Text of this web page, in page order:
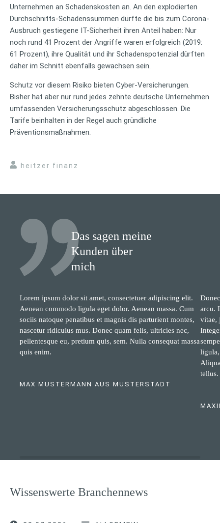
Unternehmen an Schadenskosten an. An den explodierten
Durchschnitts-Schadenssummen dürfte die bis zum Corona-
Ausbruch gestiegene IT-Sicherheit ihren Anteil haben: Nur
noch rund 41 Prozent der Angriffe waren erfolgreich (2019:
61 Prozent), ihre Qualität und ihr Schadenspotenzial dürften
daher im Schnitt ebenfalls gewachsen sein.
Schutz vor diesem Risiko bieten Cyber-Versicherungen.
Bisher hat aber nur rund jedes zehnte deutsche Unternehmen
umfassenden Versicherungsschutz abgeschlossen. Die
Tarife beinhalten in der Regel auch gründliche
Präventionsmaßnahmen.
heitzer finanz
Das sagen meine
Kunden über
mich
Lorem ipsum dolor sit amet, consectetuer adipiscing elit.
Aenean commodo ligula eget dolor. Aenean massa. Cum
sociis natoque penatibus et magnis dis parturient montes,
nascetur ridiculus mus. Donec quam felis, ultricies nec,
pellentesque eu, pretium quis, sem. Nulla consequat massa
quis enim.
MAX MUSTERMANN AUS MUSTERSTADT
arcu.
vitae,
tellus.
Wissenswerte Branchennews